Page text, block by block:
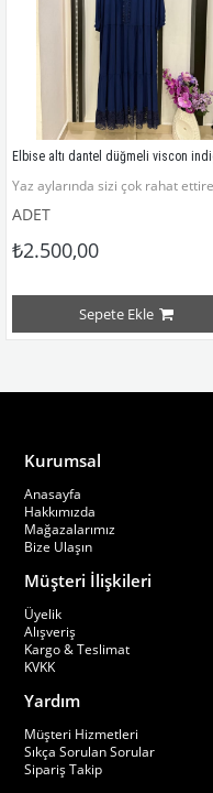
elbise modelimiz
Yaz aylarında sizi çok rahat
Viscon pamuklu kumaştır
ADET
₺2.500,00
Sepete Ekle
Kurumsal
Anasayfa
Hakkımızda
Mağazalarımız
Bize Ulaşın
Müşteri İlişkileri
Üyelik
Alışveriş
Kargo & Teslimat
KVKK
Yardım
Müşteri Hizmetleri
Sıkça Sorulan Sorular
Sipariş Takip